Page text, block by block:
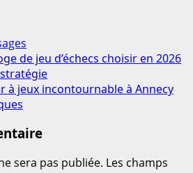
de jeu d’échecs choisir en 2026
à jeux incontournable à Annecy
sera pas publiée. Les champs